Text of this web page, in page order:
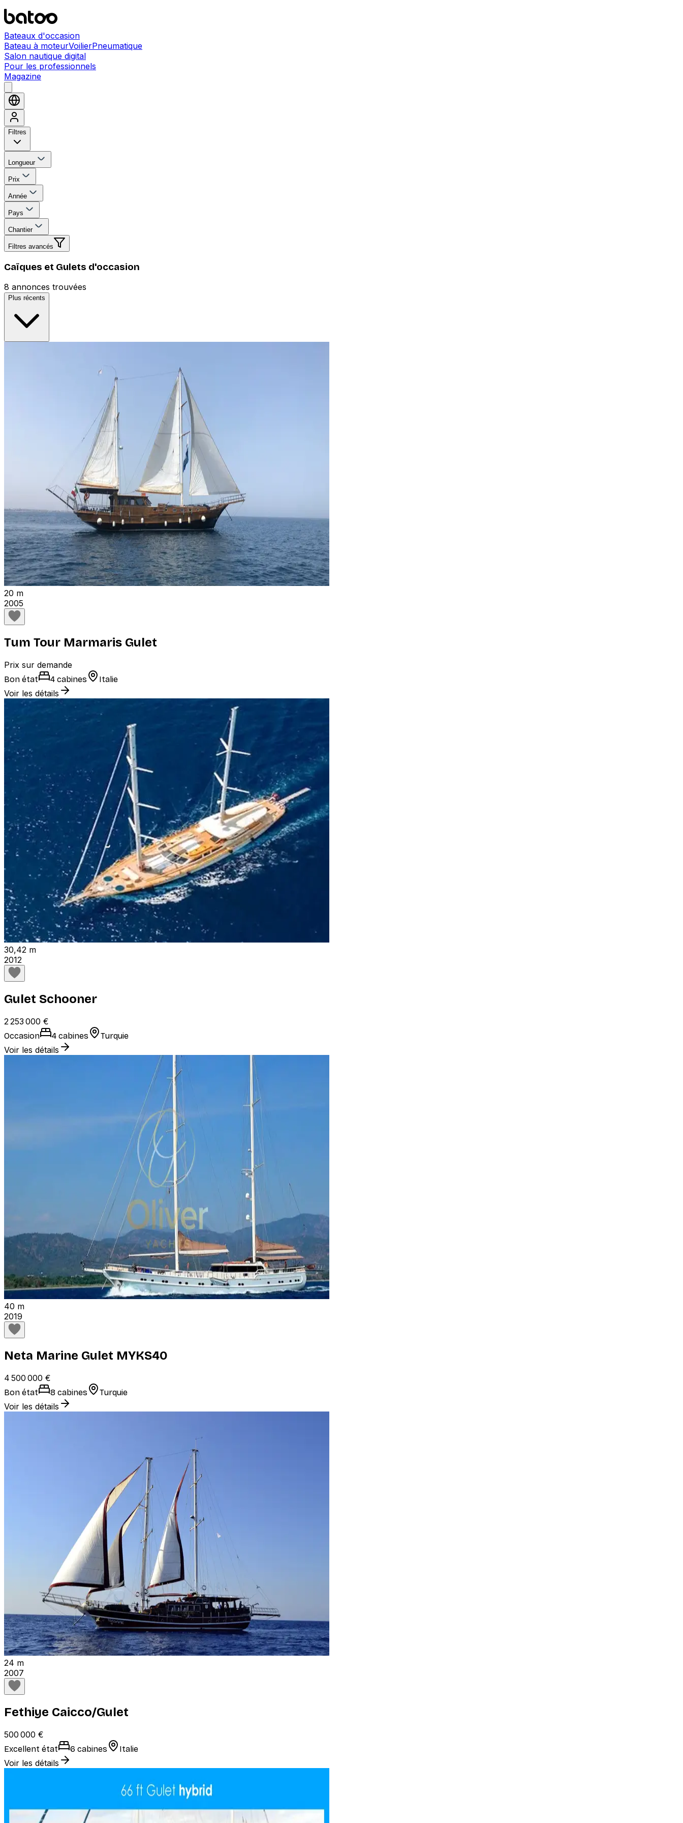
Bateaux d'occasion
Bateau à moteurVoilierPneumatique
Salon nautique digital
Pour les professionnels
Magazine
Filtres
Longueur
Prix
Année
Pays
Chantier
Filtres avancés
Caïques et Gulets d'occasion
8 annonces trouvées
Plus récents
20 m
2005
Tum Tour Marmaris Gulet
Prix sur demande
Bon état 4 cabines Italie
Voir les détails
30,42 m
2012
Gulet Schooner
2 253 000 €
Occasion 4 cabines Turquie
Voir les détails
40 m
2019
Neta Marine Gulet MYKS40
4 500 000 €
Bon état 8 cabines Turquie
Voir les détails
24 m
2007
Fethiye Caicco/Gulet
500 000 €
Excellent état 6 cabines Italie
Voir les détails